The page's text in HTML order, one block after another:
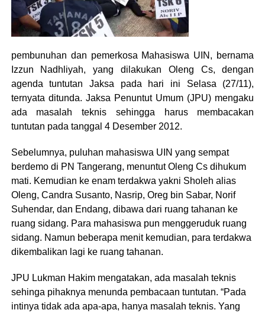
pembunuhan dan pemerkosa Mahasiswa UIN, bernama
Izzun Nadhliyah, yang dilakukan Oleng Cs, dengan
agenda tuntutan Jaksa pada hari ini Selasa (27/11),
ternyata ditunda. Jaksa Penuntut Umum (JPU) mengaku
ada masalah teknis sehingga harus membacakan
tuntutan pada tanggal 4 Desember 2012.
Sebelumnya, puluhan mahasiswa UIN yang sempat
berdemo di PN Tangerang, menuntut Oleng Cs dihukum
mati. Kemudian ke enam terdakwa yakni Sholeh alias
Oleng, Candra Susanto, Nasrip, Oreg bin Sabar, Norif
Suhendar, dan Endang, dibawa dari ruang tahanan ke
ruang sidang. Para mahasiswa pun menggeruduk ruang
sidang. Namun beberapa menit kemudian, para terdakwa
dikembalikan lagi ke ruang tahanan.
JPU Lukman Hakim mengatakan, ada masalah teknis
sehinga pihaknya menunda pembacaan tuntutan. “Pada
intinya tidak ada apa-apa, hanya masalah teknis. Yang